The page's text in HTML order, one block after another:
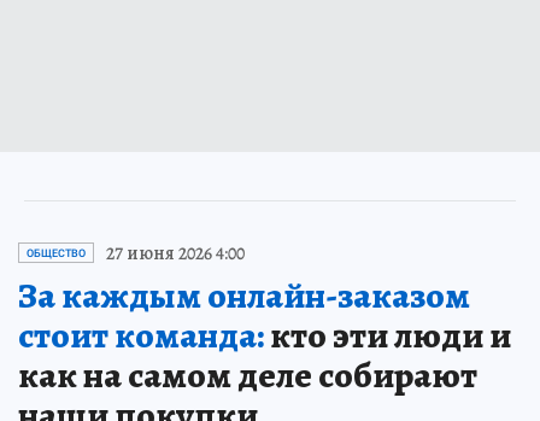
ОБЩЕСТВО 27 июня 2026 4:00
За каждым онлайн-заказом
стоит команда:кто эти люди и
как на самом деле собирают